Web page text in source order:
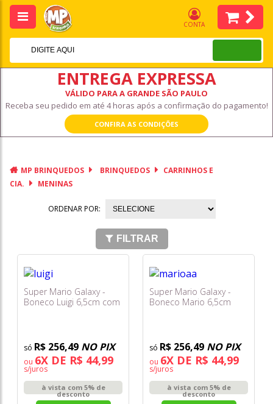
CONTA
ENTREGA EXPRESSA
VÁLIDO PARA A GRANDE SÃO PAULO
Receba seu pedido em até 4 horas após a confirmação do pagamento!
CONFIRA AS CONDIÇÕES
MP BRINQUEDOS BRINQUEDOS
CARRINHOS E
CIA.
MENINAS
ORDENAR POR:
FILTRAR
Super Mario Galaxy -
Boneco Luigi 6,5cm com
R$ 256,49 NO PIX
ou 6X DE R$ 44,99
s/juros
à vista com 5% de
desconto
Super Mario Galaxy -
Boneco Mario 6,5cm
R$ 256,49 NO PIX
ou 6X DE R$ 44,99
s/juros
à vista com 5% de
desconto